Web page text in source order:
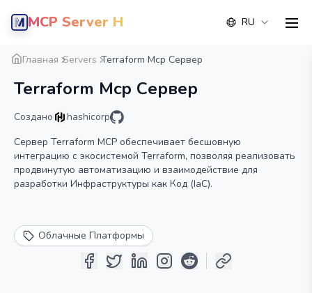
MCP Server Hub RU
Главная Servers Terraform Mcp Сервер
Terraform Mcp Сервер
Создано
hashicorp
Сервер Terraform MCP обеспечивает бесшовную
интеграцию с экосистемой Terraform, позволяя реализовать
продвинутую автоматизацию и взаимодействие для
разработки Инфраструктуры как Код (IaC).
Облачные Платформы
Обзор Деталь Альтернатива